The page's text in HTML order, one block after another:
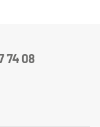
74 08